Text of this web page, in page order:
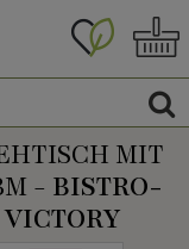
MIT
- BISTRO-